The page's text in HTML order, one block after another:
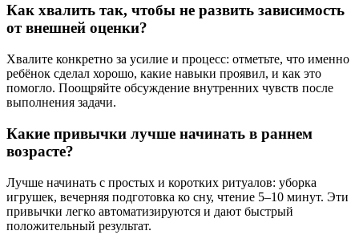
Как хвалить так, чтобы не развить зависимость
от внешней оценки?
Хвалите конкретно за усилие и процесс: отметьте, что именно
ребёнок сделал хорошо, какие навыки проявил, и как это
помогло. Поощряйте обсуждение внутренних чувств после
выполнения задачи.
Какие привычки лучше начинать в раннем
возрасте?
Лучше начинать с простых и коротких ритуалов: уборка
игрушек, вечерняя подготовка ко сну, чтение 5–10 минут. Эти
привычки легко автоматизируются и дают быстрый
положительный результат.